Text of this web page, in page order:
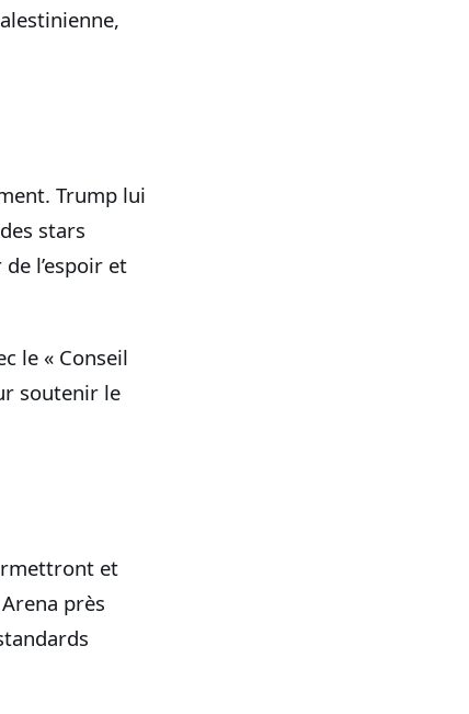
Trump lui
stars
l’espoir et
le « Conseil
soutenir le
et
près